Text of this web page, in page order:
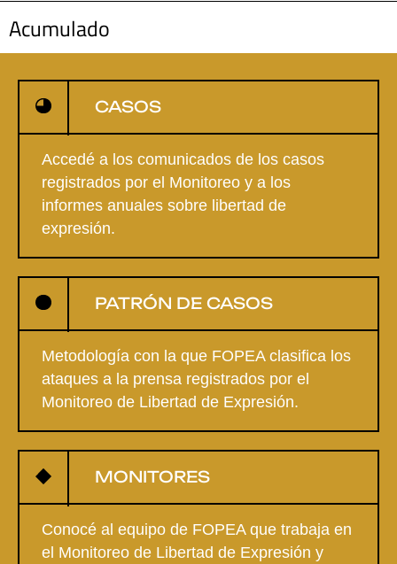
Acumulado
CASOS
Accedé a los comunicados de los casos
registrados por el Monitoreo y a los
informes anuales sobre libertad de
expresión.
PATRÓN DE CASOS
Metodología con la que FOPEA clasifica los
ataques a la prensa registrados por el
Monitoreo de Libertad de Expresión.
MONITORES
Conocé al equipo de FOPEA que trabaja en
el Monitoreo de Libertad de Expresión y